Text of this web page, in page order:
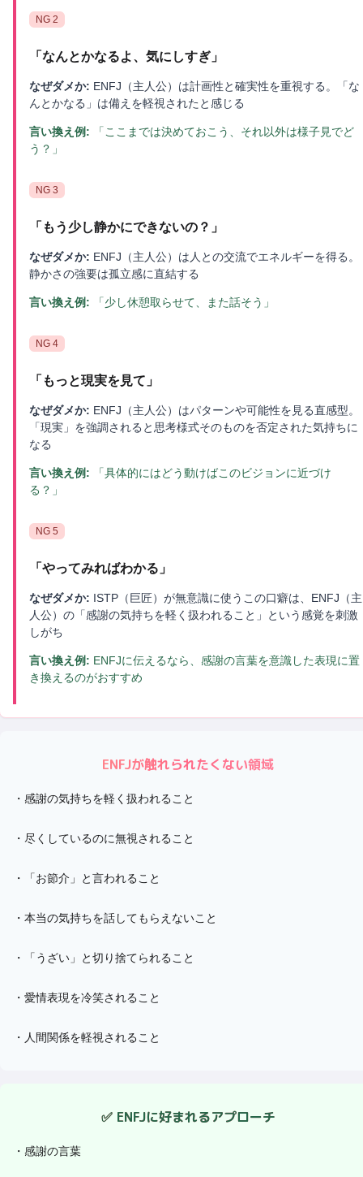
NG 2
「 なんとかなるよ、気にしすぎ 」
なぜダメか: ENFJ（主人公）は計画性と確実性を重視する。「な
んとかなる」は備えを軽視されたと感じる
言い換え例:
「ここまでは決めておこう、それ以外は様子見でど
う？」
NG 3
「 もう少し静かにできないの？ 」
なぜダメか: ENFJ（主人公）は人との交流でエネルギーを得る。
静かさの強要は孤立感に直結する
言い換え例: 「少し休憩取らせて、また話そう」
NG 4
「 もっと現実を見て 」
なぜダメか: ENFJ（主人公）はパターンや可能性を見る直感型。
「現実」を強調されると思考様式そのものを否定された気持ちに
なる
言い換え例:
「具体的にはどう動けばこのビジョンに近づけ
る？」
NG 5
「 やってみればわかる 」
なぜダメか: ISTP（巨匠）が無意識に使うこの口癖は、ENFJ（主
人公）の「感謝の気持ちを軽く扱われること」という感覚を刺激
しがち
言い換え例: ENFJに伝えるなら、感謝の言葉を意識した表現に置
き換えるのがおすすめ
ENFJが触れられたくない領域
・ 感謝の気持ちを軽く扱われること
・ 尽くしているのに無視されること
・ 「お節介」と言われること
・ 本当の気持ちを話してもらえないこと
・ 「うざい」と切り捨てられること
・ 愛情表現を冷笑されること
・ 人間関係を軽視されること
✅ ENFJに好まれるアプローチ
・ 感謝の言葉